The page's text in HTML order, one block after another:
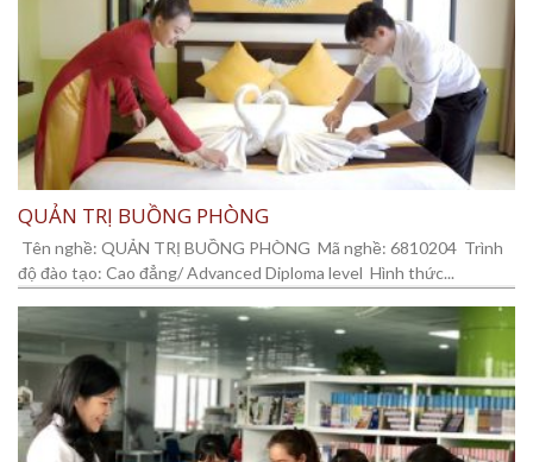
QUẢN TRỊ BUỒNG PHÒNG
Tên nghề: QUẢN TRỊ BUỒNG PHÒNG Mã nghề: 6810204 Trình
độ đào tạo: Cao đẳng/ Advanced Diploma level Hình thức...